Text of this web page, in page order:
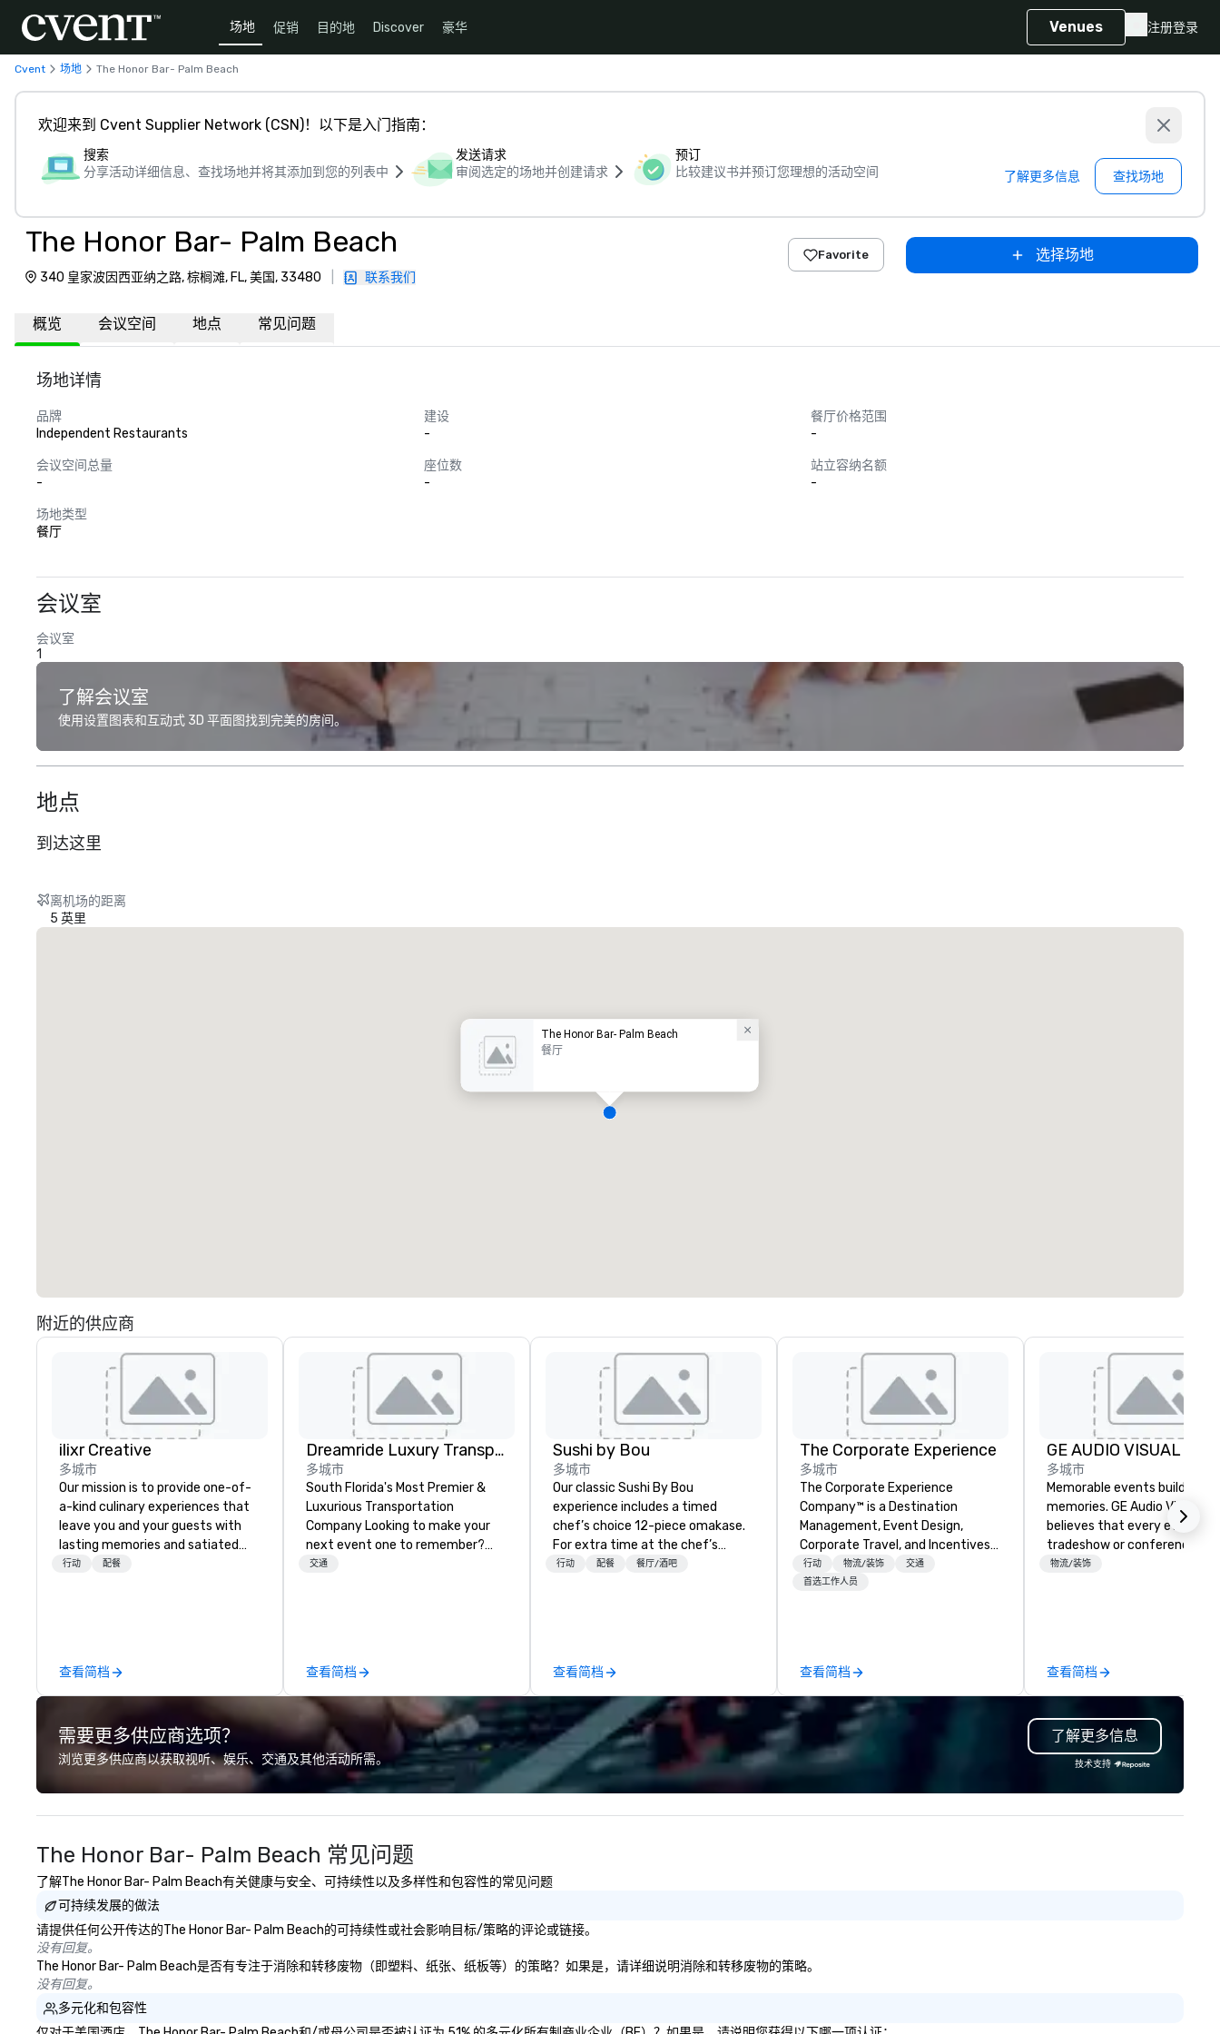
场地 促销 目的地 Discover 豪华 Venues 注册登录
Cvent 场地 The Honor Bar- Palm Beach
欢迎来到 Cvent Supplier Network (CSN)！以下是入门指南：
搜索
分享活动详细信息、查找场地并将其添加到您的列表中
发送请求
审阅选定的场地并创建请求
预订
比较建议书并预订您理想的活动空间
了解更多信息 查找场地
The Honor Bar- Palm Beach
340 皇家波因西亚纳之路, 棕榈滩, FL, 美国, 33480 联系我们
Favorite 选择场地
概览 会议空间 地点 常见问题
场地详情
品牌
Independent Restaurants
建设
-
餐厅价格范围
-
会议空间总量
-
座位数
-
站立容纳名额
-
场地类型
餐厅
会议室
会议室
1
了解会议室
使用设置图表和互动式 3D 平面图找到完美的房间。
地点
到达这里
离机场的距离
5 英里
The Honor Bar- Palm Beach
餐厅
附近的供应商
ilixr Creative
多城市
Our mission is to provide one-of-
a-kind culinary experiences that
leave you and your guests with
lasting memories and satiated
palates. Every detail is
brings a level of excellence rarely
found in the catering industry.
行动 配餐
查看简档
Dreamride Luxury Transportation
多城市
South Florida's Most Premier &
Luxurious Transportation
Company Looking to make your
next event one to remember?
With DreamRide Luxury
company offering quality
transportation services.
交通
查看简档
Sushi by Bou
多城市
Our classic Sushi By Bou
experience includes a timed
chef’s choice 12-piece omakase.
For extra time at the chef’s
counter, and additional pieces,
行动 配餐 餐厅/酒吧
查看简档
The Corporate Experience
多城市
The Corporate Experience
Company™ is a Destination
Management, Event Design,
Corporate Travel, and Incentives
Company.
行动 物流/装饰
交通
首选工作人员
查看简档
GE AUDIO VISUAL
多城市
Memorable events build
memories. GE Audio Visual
believes that every event,
tradeshow or conference
create an experience for
us, creating a mind-blowing
experience is more than a
– it’s a craft. We believe that
every event should be
designed to fit your vision. We
believe in a hands-on,
consultative approach from
first moment that we speak
物流/装饰
查看简档
需要更多供应商选项？
浏览更多供应商以获取视听、娱乐、交通及其他活动所需。
了解更多信息
技术支持
The Honor Bar- Palm Beach 常见问题
了解The Honor Bar- Palm Beach有关健康与安全、可持续性以及多样性和包容性的常见问题
可持续发展的做法
请提供任何公开传达的The Honor Bar- Palm Beach的可持续性或社会影响目标/策略的评论或链接。
没有回复。
The Honor Bar- Palm Beach是否有专注于消除和转移废物（即塑料、纸张、纸板等）的策略？如果是，请详细说明消除和转移废物的策略。
没有回复。
多元化和包容性